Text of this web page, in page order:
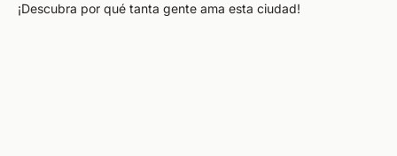
¡Descubra por qué tanta gente ama esta ciudad!